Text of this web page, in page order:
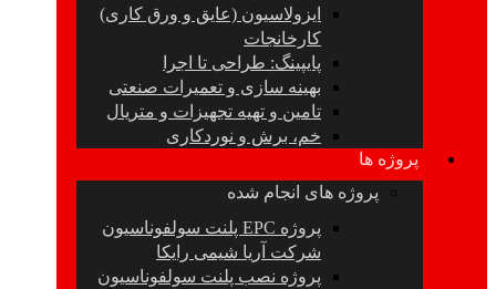
ایزولاسیون (عایق و ورق کاری)
کارخانجات
پایپینگ: طراحی تا اجرا
بهینه سازی و تعمیرات صنعتی
تامین و تهیه تجهیزات و متریال
خم، برش و نوردکاری
پروژه ها
پروژه های انجام شده
پروژه EPC پلنت سولفوناسیون
شرکت آریا شیمی رایکا
پروژه نصب پلنت سولفوناسیون